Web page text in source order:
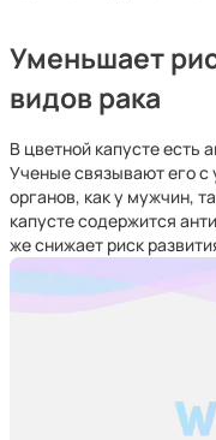
Уменьшает
видов рака
В цветной капусте есть
Ученые связывают его
органов, как у мужчин,
капусте содержится
же снижает риск